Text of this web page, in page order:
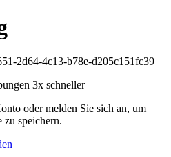
2d64-4c13-b78e-d205c151fc39
3x schneller
oder melden Sie sich an, um
zu speichern.